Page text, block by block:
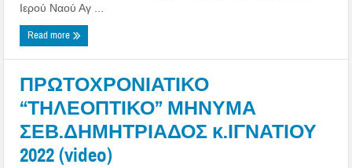
Ιερού Ναού Αγ ...
Read more
ΠΡΩΤΟΧΡΟΝΙΑΤΙΚΟ
“ΤΗΛΕΟΠΤΙΚΟ” ΜΗΝΥΜΑ
ΣΕΒ.ΔΗΜΗΤΡΙΑΔΟΣ κ.ΙΓΝΑΤΙΟΥ
2022 (video)